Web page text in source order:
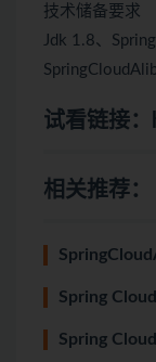
技术储备要求
Jdk 1.8、
试看链接：
相关推荐：
Spring
Spring